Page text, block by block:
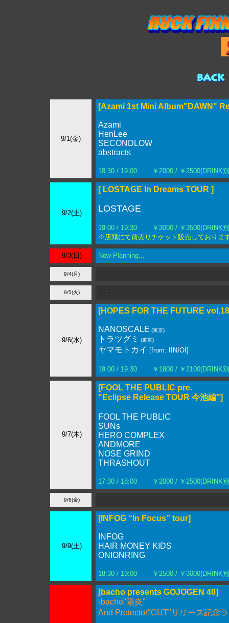
9/1(金)
[Azami 1st Mini Album"DAWN"
Azami
HenLee
SECONDLOW
abstracts
18:30 / 19:00 ￥2000 / ￥2500(DRINK
9/2(土)
[ LOSTAGE In Dreams TOUR ]
LOSTAGE
19:00 / 19:30 ￥3000 / ￥3500(DRINK
※店頭にて前売りチケット販売しておりま
9/3(日) Now Planning...
9/4(月)
9/5(火)
9/6(水)
[HOPES FOR THE FUTURE
NANOSCALE (東京)
トラツグミ (東京)
ヤマモトカイ [from: IINIOI]
19:00 / 19:30 ￥1800 / ￥2100(DRINK
9/7(木)
[FOOL THE PUBLIC pre.
"Eclipse Release TOUR 今池編"]
FOOL THE PUBLIC
SUNs
HERO COMPLEX
ANDMORE
NOSE GRIND
THRASHOUT
17:30 / 18:00 ￥2000 / ￥2500(DRINK
9/8(金)
9/9(土)
[INFOG “In Focus” tour]
INFOG
HAIR MONEY KIDS
ONIONRING
18:30 / 19:00 ￥2500 / ￥3000(DRINK
[bacho presents GOJOGEN 40]
-bacho"陽炎"
And Protector"CUT"リリース記念